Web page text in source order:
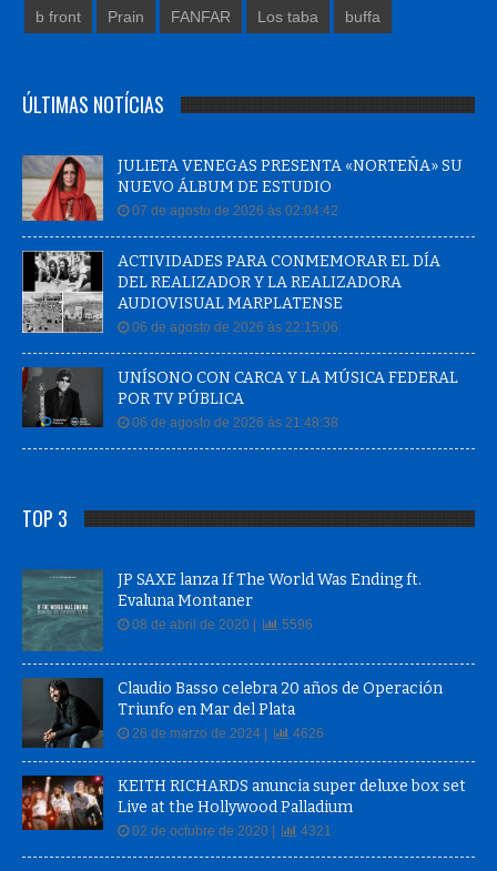
b front Prain FANFAR Los taba buffa
ÚLTIMAS NOTÍCIAS
JULIETA VENEGAS PRESENTA «NORTEÑA» SU
NUEVO ÁLBUM DE ESTUDIO
07 de agosto de 2026 às 02:04:42
ACTIVIDADES PARA CONMEMORAR EL DÍA
DEL REALIZADOR Y LA REALIZADORA
AUDIOVISUAL MARPLATENSE
06 de agosto de 2026 às 22:15:06
UNÍSONO CON CARCA Y LA MÚSICA FEDERAL
POR TV PÚBLICA
06 de agosto de 2026 às 21:48:38
TOP 3
JP SAXE lanza If The World Was Ending ft.
Evaluna Montaner
08 de abril de 2020 | 5596
Claudio Basso celebra 20 años de Operación
Triunfo en Mar del Plata
26 de marzo de 2024 | 4626
KEITH RICHARDS anuncia super deluxe box set
Live at the Hollywood Palladium
02 de octubre de 2020 | 4321